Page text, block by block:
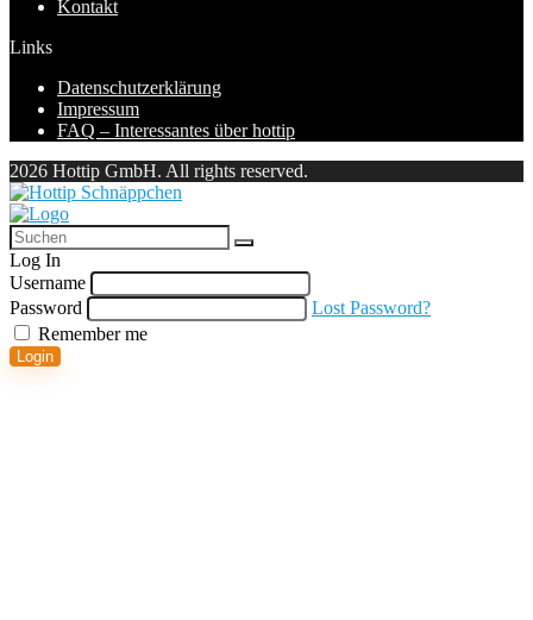
Kontakt
Links
Datenschutzerklärung
Impressum
FAQ – Interessantes über hottip
2026 Hottip GmbH. All rights reserved.
Log In
Username
Password
Lost Password?
Remember me
Login